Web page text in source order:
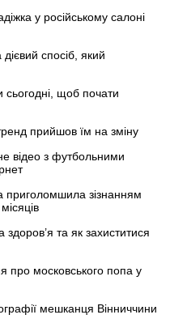
у російському салоні
спосіб, який
сьогодні, щоб почати
прийшов їм на зміну
відео з футбольними
приголомшила зізнанням
та як захиститися
про московського попа у
мешканця Вінниччини